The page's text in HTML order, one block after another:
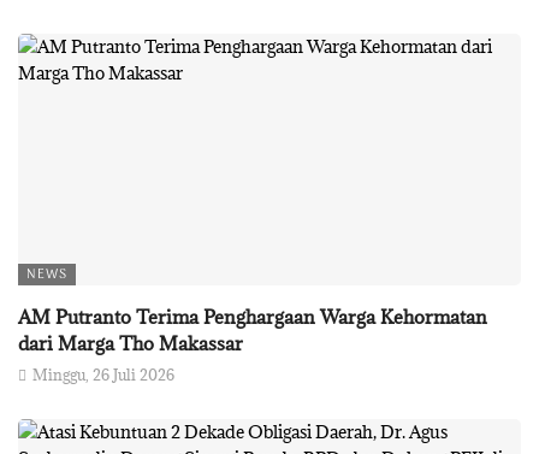
NEWS
AM Putranto Terima Penghargaan Warga Kehormatan
dari Marga Tho Makassar
Minggu, 26 Juli 2026